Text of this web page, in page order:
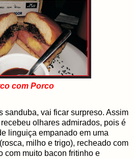
com Porco
sanduba, vai ficar surpreso. Assim
olhares admirados, pois é
linguiça empanado em uma
milho e trigo), recheado com
com muito bacon fritinho e